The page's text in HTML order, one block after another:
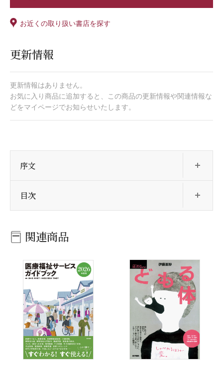
お近くの取り扱い書店を探す
更新情報
更新情報はありません。
お気に入り商品に追加すると、この商品の更新情報や関連情報な
どをマイページでお知らせいたします。
序文
目次
関連商品